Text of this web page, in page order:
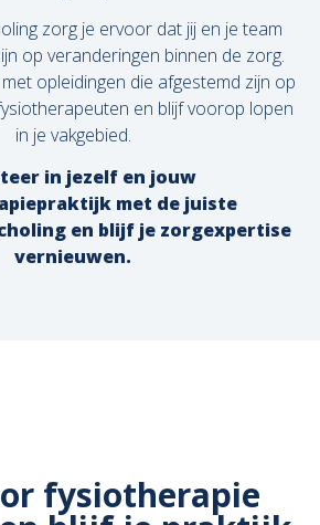
zorg je ervoor dat jij en je team
op veranderingen binnen de zorg.
opleidingen die afgestemd zijn op
en blijf voorop lopen
in je vakgebied.
in jezelf en jouw
met de juiste
en blijf je zorgexpertise
vernieuwen.
fysiotherapie